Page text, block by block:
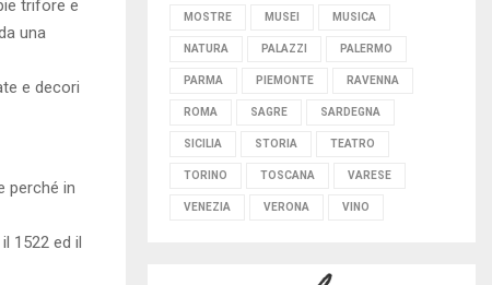
trifore e
una
e decori
perché in
1522 ed il
MOSTRE MUSEI MUSICA
NATURA PALAZZI PALERMO
PARMA PIEMONTE RAVENNA
ROMA SAGRE SARDEGNA
SICILIA STORIA TEATRO
TORINO TOSCANA VARESE
VENEZIA VERONA VINO